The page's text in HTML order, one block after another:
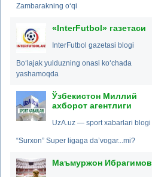
Zambarakning o‘qi
«InterFutbol» газетаси
InterFutbol gazetasi blogi
Bo‘lajak yulduzning onasi ko‘chada
yashamoqda
Ўзбекистон Миллий
ахборот агентлиги
UzA.uz — sport xabarlari blogi
“Surxon” Super ligaga da’vogar...mi?
Маъмуржон Ибрагимов